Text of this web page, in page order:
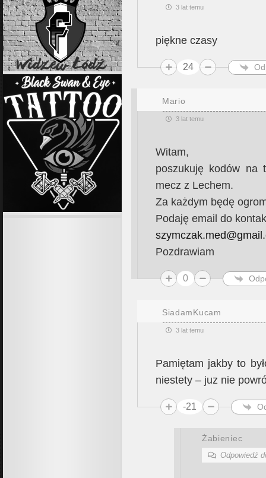
3 lat temu
piękne czasy
24
Mario
3 lat temu
Witam,
poszukuję kodów na
mecz z Lechem.
Za każdym będę
Podaję email do
Pozdrawiam
0
SiadamKucam
3 lat temu
Pamiętam jakby to
niestety – juz nie
-21
Żabieniec
Odpowiedź